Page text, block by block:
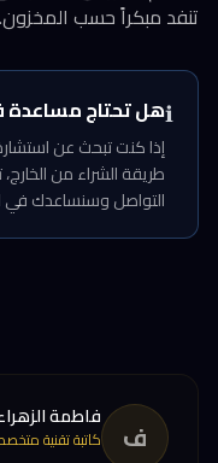
تنفد مبكراً حسب المخزون.
ℹ️هل تحتاج مساعدة
إذا كنت تبحث عن استشارة
التواصل وسنساعدك في
ف فاطمة
كاتبة تقنية